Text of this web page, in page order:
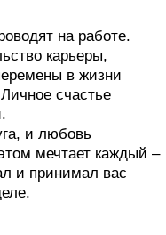
на работе.
карьеры,
в жизни
счастье
и любовь
мечтает каждый –
и принимал вас